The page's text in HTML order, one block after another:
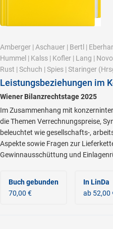
Amberger | Aschauer | Bertl |
Hummel | Kalss | Kofler | Lang |
Rust | Schuch | Spies | Staringer
Leistungsbeziehungen im
Wiener Bilanzrechtstage 2025
Im Zusammenhang mit
die Themen Verrechnungspreise,
beleuchtet wie gesellschafts-,
Aspekte sowie Fragen zur
Gewinnausschüttung und
Buch gebunden
70,00 €
In LinDa
ab 52,00